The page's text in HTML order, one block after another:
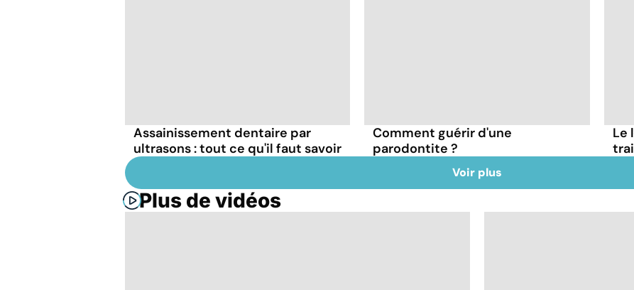
Assainissement dentaire par
ultrasons : tout ce qu'il faut savoir
Comment guérir d'une
parodontite ?
Le
Voir plus
Plus de vidéos